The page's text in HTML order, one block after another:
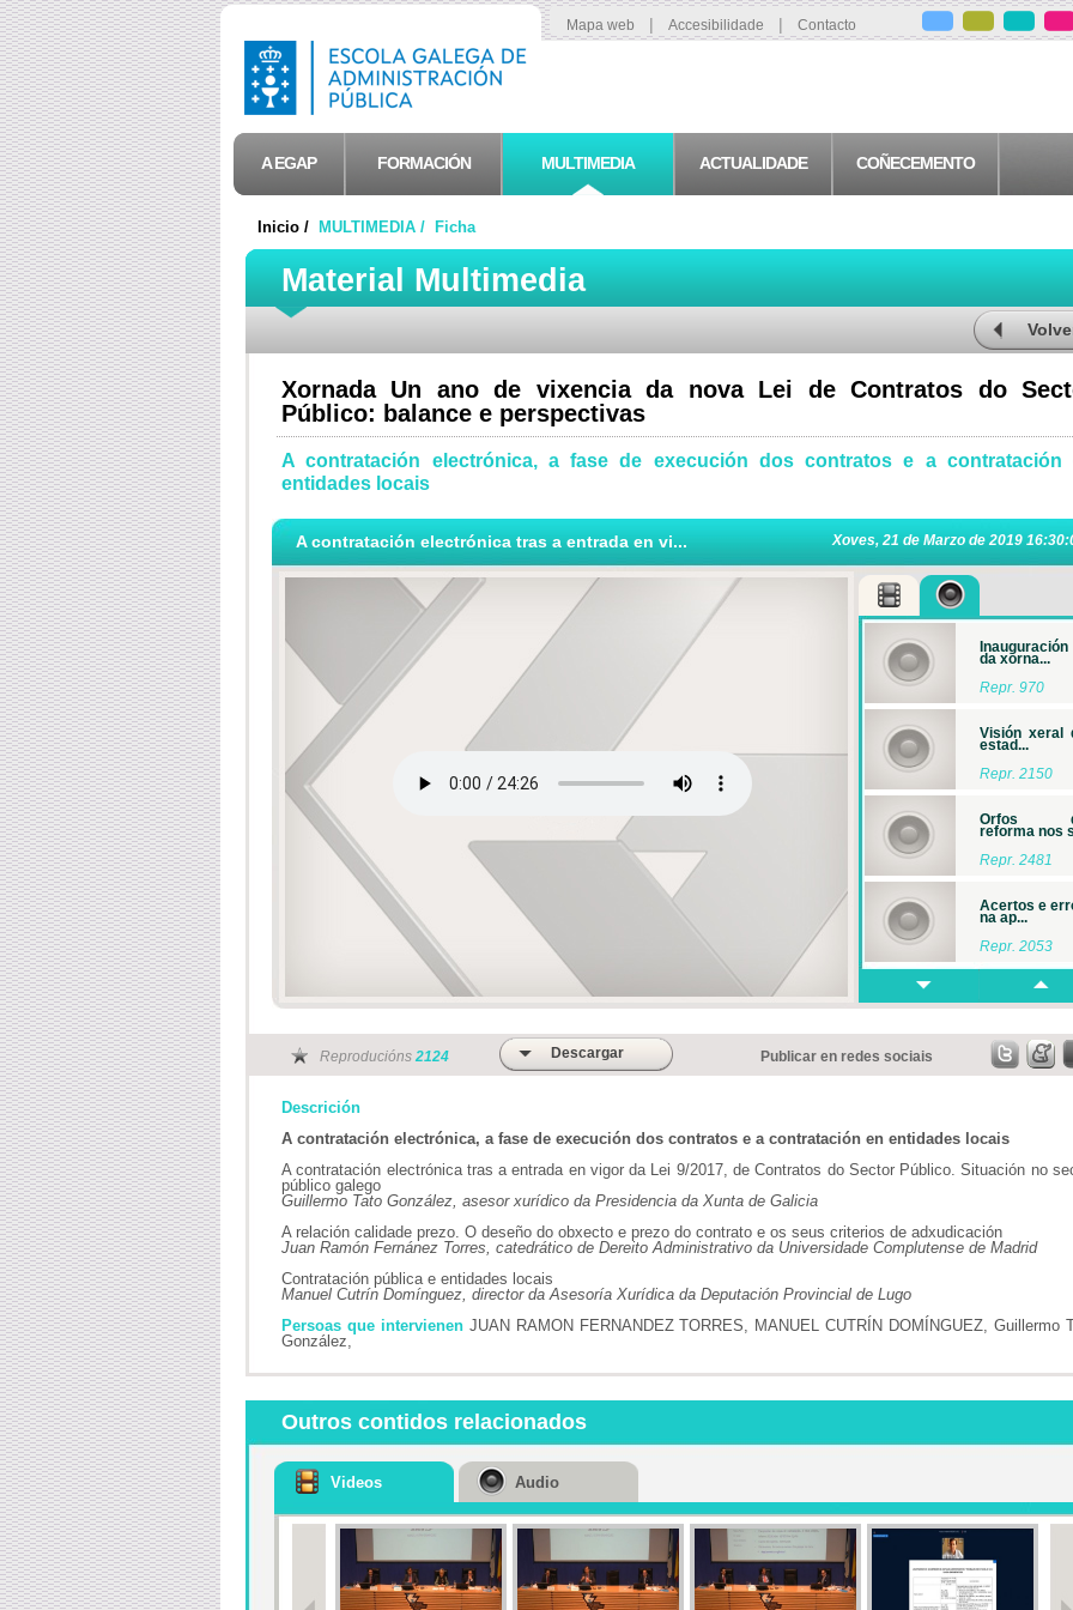
Mapa web | Accesibilidade | Contacto
A EGAP FORMACIÓN MULTIMEDIA ACTUALIDADE COÑECEMENTO
Inicio / MULTIMEDIA / Ficha
Material Multimedia
Xornada Un ano de vixencia da nova Lei de Contratos do
Público: balance e perspectivas
A contratación electrónica, a fase de execución dos contratos e a contratación
entidades locais
A contratación electrónica tras a entrada en vi... Xoves, 21 de Marzo de 2019
Inauguración
da xorna...
Repr. 970
Visión xeral
estad...
Repr. 2150
Orfos
reforma nos
Repr. 2481
Acertos e
na ap...
Repr. 2053
A
pública inn...
Repr. 2052
A aplicación
O
especial. N...
A
Contratación
Repr. 2020
Reproducións 2124 Descargar Publicar en redes sociais
Descrición
A contratación electrónica, a fase de execución dos contratos e a contratación en entidades locais
A contratación electrónica tras a entrada en vigor da Lei 9/2017, de Contratos do Sector Público. Situación no
público galego
Guillermo Tato González, asesor xurídico da Presidencia da Xunta de Galicia
A relación calidade prezo. O deseño do obxecto e prezo do contrato e os seus criterios de adxudicación
Juan Ramón Fernánez Torres, catedrático de Dereito Administrativo da Universidade Complutense de Madrid
Contratación pública e entidades locais
Manuel Cutrín Domínguez, director da Asesoría Xurídica da Deputación Provincial de Lugo
Persoas que intervienenJUAN RAMON FERNANDEZ TORRES, MANUEL CUTRÍN DOMÍNGUEZ, Guillermo
González,
Outros contidos relacionados
Videos Audio